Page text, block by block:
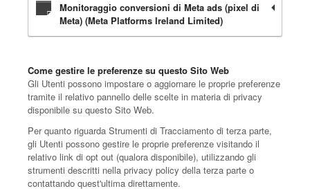
Monitoraggio conversioni di Meta ads (pixel di
Meta) (Meta Platforms Ireland Limited)
Come gestire le preferenze su questo Sito Web
Gli Utenti possono impostare o aggiornare le proprie preferenze
tramite il relativo pannello delle scelte in materia di privacy
disponibile su questo Sito Web.
Per quanto riguarda Strumenti di Tracciamento di terza parte,
gli Utenti possono gestire le proprie preferenze visitando il
relativo link di opt out (qualora disponibile), utilizzando gli
strumenti descritti nella privacy policy della terza parte o
contattando quest'ultima direttamente.